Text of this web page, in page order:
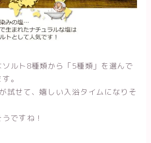
ルト8種類から「5種類」を選んで
。
試せて、嬉しい入浴タイムになりそ
ですね！